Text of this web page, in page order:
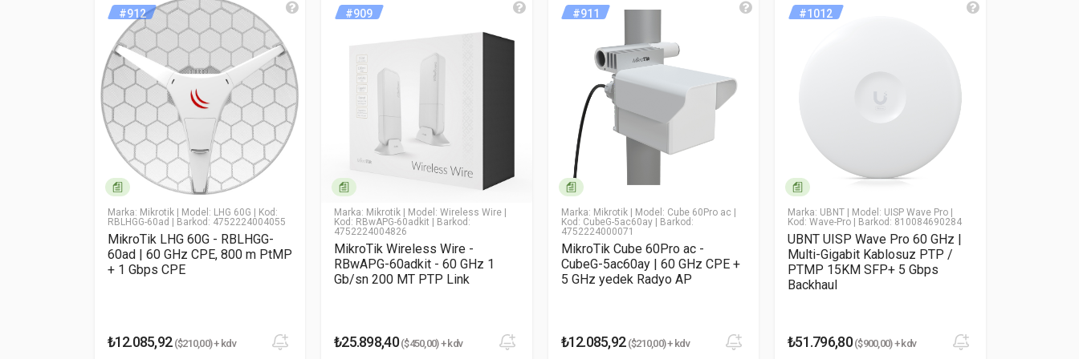
CPU
CPU Çekirdek Sayısı
CPU Frekansı auto (448 - 896) MHz
RouterOS lisans Seviyesi Level 4
İşletim Sistemi RouterOS
RAM
Depolama 64 MB
Depolama Türü FLASH
-40°C to 70°C
Enerji
MikroTik CubeG-5ac60aypair - Wireless Wire Cube Pro
60GHz Link Hakkında Yorum Yaz
Yorum (1-5) * Ad Soyad
* Yorumunuz
açın.
Marka: Mikrotik | Model: LHG 60G | Kod:
RBLHGG-60ad | Barkod: 4752224004055
#912
MikroTik LHG 60G - RBLHGG-
60ad | 60 GHz CPE, 800 m PtMP
+ 1 Gbps CPE
₺12.085,92($210,00) + kdv
Marka: Mikrotik | Model: Wireless Wire |
Kod: RBwAPG-60adkit | Barkod:
4752224004826
#909
MikroTik Wireless Wire -
RBwAPG-60adkit - 60 GHz 1
Gb/sn 200 MT PTP Link
₺25.898,40($450,00) + kdv
Marka: Mikrotik | Model: Cube 60Pro ac |
Kod: CubeG-5ac60ay | Barkod:
4752224000071
#911
MikroTik Cube 60Pro ac -
CubeG-5ac60ay | 60 GHz CPE +
5 GHz yedek Radyo AP
₺12.085,92($210,00) + kdv
Marka: UBNT | Model: UISP Wave Pro |
Kod: Wave-Pro | Barkod: 810084690284
#1012
UBNT UISP Wave Pro 60 GHz |
Multi-Gigabit Kablosuz PTP /
PTMP 15KM SFP+ 5 Gbps
Backhaul
₺51.796,80($900,00) + kdv